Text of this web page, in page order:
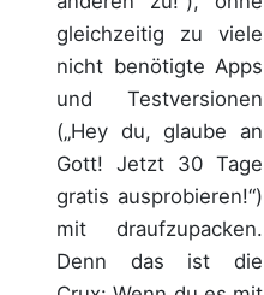
gleichzeitig zu viele
nicht benötigte Apps
und Testversionen
(„Hey du, glaube an
Gott! Jetzt 30 Tage
gratis ausprobieren!“)
mit draufzupacken.
Denn das ist die